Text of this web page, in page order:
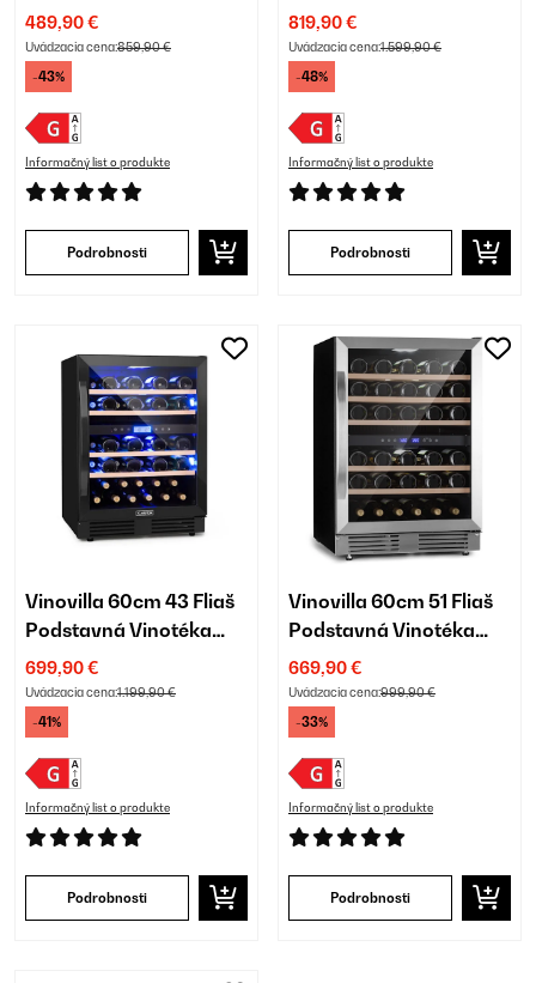
Dvojzónová Biela
489,90 €
Uvádzacia cena:859,90 €
-43%
Informačný list o produkte
Podrobnosti
Dvojzónová Strieborná
819,90 €
Uvádzacia cena:1.599,90 €
-48%
Informačný list o produkte
Podrobnosti
Vinovilla 60cm 43 Fliaš
Podstavná Vinotéka
Dvojzónová Čierna
699,90 €
Uvádzacia cena:1.199,90 €
-41%
Informačný list o produkte
Podrobnosti
Vinovilla 60cm 51 Fliaš
Podstavná Vinotéka
Dvojzónová Strieborná
669,90 €
Uvádzacia cena:999,90 €
-33%
Informačný list o produkte
Podrobnosti